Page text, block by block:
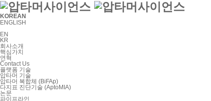
KOREAN
ENGLISH
EN
KR
회사소개
핵심가치
연혁
Contact Us
플랫폼 기술
압타머 기술
압타머 복합체 (BiFAp)
다지표 진단기술 (AptoMIA)
논문
파이프라인